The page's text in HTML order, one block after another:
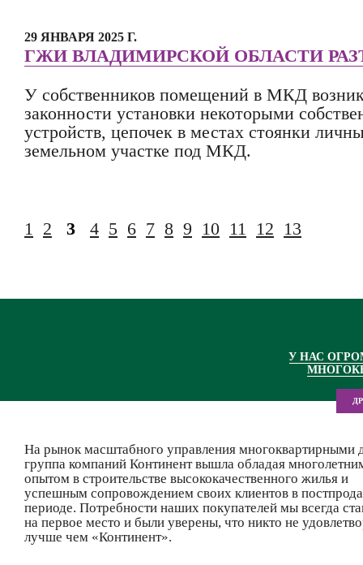
29 ЯНВАРЯ 2025 Г.
ГЖИ ВЛАДИМИРСКОЙ ОБЛАСТИ
У собственников помещений в МКД
законности установки некоторыми
устройств, цепочек в местах стоянки
земельном участке под МКД.
1 2 3 4 5 6 7 8 9 10 11 12 13
У НАС
На рынок масштабного управления многоквартирными
группа компаний Континент вышла обладая
опытом в строительстве высококачественного жилья и
успешным сопровождением своих клиентов в
периоде. Потребности наших покупателей мы всегда
на первое место и были уверены, что никто не
лучше чем «Континент».